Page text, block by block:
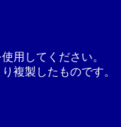
用してください。
複製したものです。